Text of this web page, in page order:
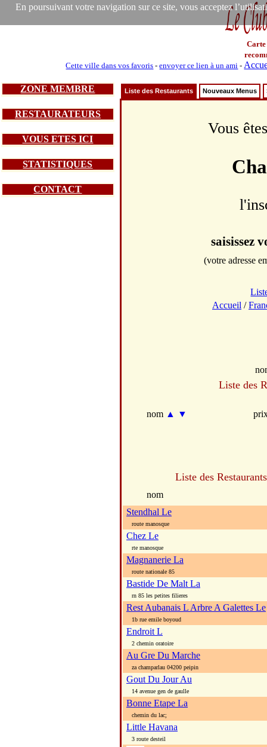
En poursuivant votre navigation sur ce site, vous acceptez
Carte
Cette ville dans vos favoris -envoyer ce lien à un ami -
ZONE MEMBRE
RESTAURATEURS
VOUS ETES ICI
STATISTIQUES
CONTACT
Liste des Restaurants Nouveaux Menus
Vous
saisissez
(votre adresse
Accueil /
Liste des
nom ▲ ▼
Liste des Restaurants
nom
Stendhal Le
route manosque
Chez Le
rte manosque
Magnanerie La
route nationale 85
Bastide De Malt La
rn 85 les petites filieres
Rest Aubanais L Arbre A Galettes Le
1b rue emile boyoud
Endroit L
2 chemin oratoire
Au Gre Du Marche
za champarlau 04200 peipin
Gout Du Jour Au
14 avenue gen de gaulle
Bonne Etape La
chemin du lac;
Little Havana
3 route desteil